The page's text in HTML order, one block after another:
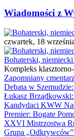
Wiadomości z
czwartek, 18
Bohaterski,
Kompleks
Zapomniany
Debata w
Łukasz
Kandydaci KWW
Premier: Bogate
XXVI Mistrzostwa
Grupa